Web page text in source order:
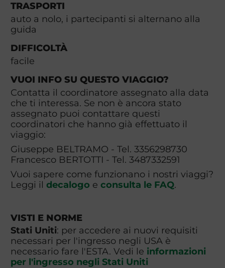
TRASPORTI
auto a nolo, i partecipanti si alternano alla
guida
DIFFICOLTÀ
facile
VUOI INFO SU QUESTO VIAGGIO?
Contatta il coordinatore assegnato alla data
che ti interessa. Se non è ancora stato
assegnato puoi contattare questi
coordinatori che hanno già effettuato il
viaggio:
Giuseppe BELTRAMO - Tel. 3356298730
Francesco BERTOTTI - Tel. 3487332591
Vuoi sapere come funzionano i nostri viaggi?
Leggi il decalogo e consulta le FAQ.
VISTI E NORME
Stati Uniti: per accedere ai nuovi requisiti
necessari per l'ingresso negli USA è
necessario fare l'ESTA. Vedi le informazioni
per l'ingresso negli Stati Uniti